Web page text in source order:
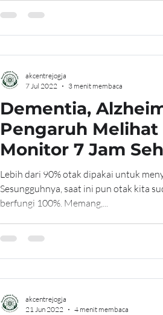
Dementia,
Pengaruh Melihat
Monitor 7 Jam
Lebih dari 90% otak dipakai untuk
Sesungguhnya, saat ini pun otak kita
berfungi 100%. Memang,...
akcentrejogja
7 Jul 2022
3 menit membaca
akcentrejogja
21 Jun 2022
4 menit membaca